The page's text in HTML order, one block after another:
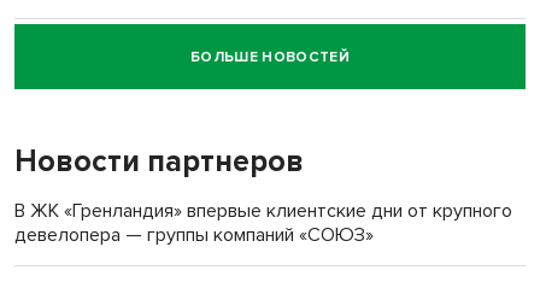
Новосибирский суд наказал водителя за смерть
пенсионерки на вокзале
БОЛЬШЕ НОВОСТЕЙ
Новости партнеров
В ЖК «Гренландия» впервые клиентские дни от крупного
девелопера — группы компаний «СОЮЗ»